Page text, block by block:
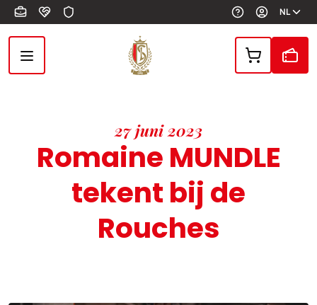
Overslaan en naar de inhoud gaan NL
27 juni 2023
Romaine MUNDLE
tekent bij de
Rouches